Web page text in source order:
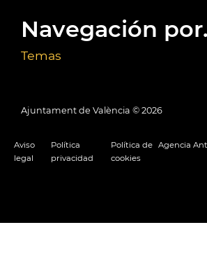
Navegación
Temas
Ajuntament de València © 2026
Aviso
legal
Política
privacidad
Política de
cookies
Agencia